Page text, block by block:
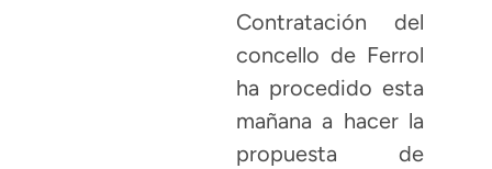
Contratación del
concello de Ferrol
ha procedido esta
mañana a hacer la
propuesta de